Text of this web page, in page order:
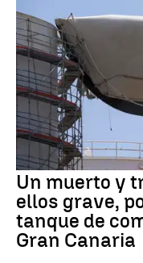
Un muerto y
ellos grave,
tanque de
Gran Canaria